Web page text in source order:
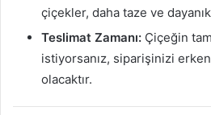
çiçekler, daha taze ve
Teslimat Zamanı: Çiçeğin
istiyorsanız, siparişinizi
olacaktır.